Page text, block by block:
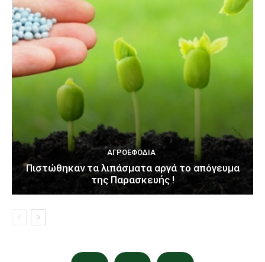
ΑΓΡΟΕΦΌΔΙΑ
Πιστώθηκαν τα λιπάσματα αργά το απόγευμα
της Παρασκευής !